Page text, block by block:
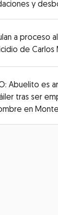
y
a proceso al
de Carlos
Abuelito es
tras ser
en